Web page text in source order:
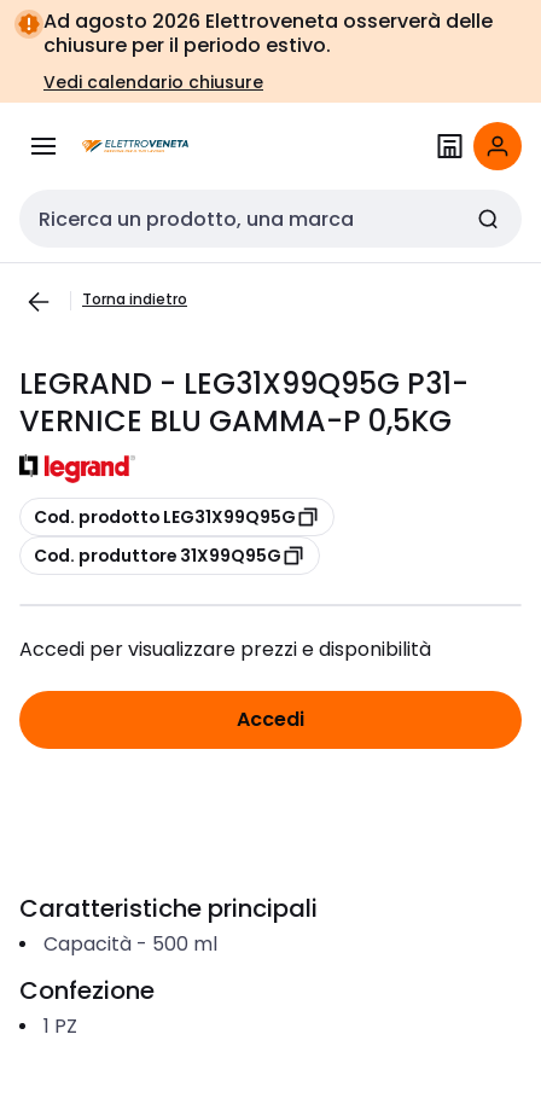
Vai alla
navigazione
Vai
alla
pagina
Ad agosto 2026 Elettroveneta osserverà delle
chiusure per il periodo estivo.
Vedi calendario chiusure
Cerca input
Torna indietro
LEGRAND - LEG31X99Q95G P31-
VERNICE BLU GAMMA-P 0,5KG
copia
Cod. prodotto LEG31X99Q95G
copia
Cod. produttore 31X99Q95G
Accedi per visualizzare prezzi e disponibilità
Accedi
Caratteristiche principali
Capacità- 500 ml
Confezione
1 PZ